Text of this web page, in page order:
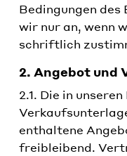
Bedingungen
wir nur an, wenn
schriftlich
2. Angebot und
2.1. Die in
enthaltene
freibleibend.